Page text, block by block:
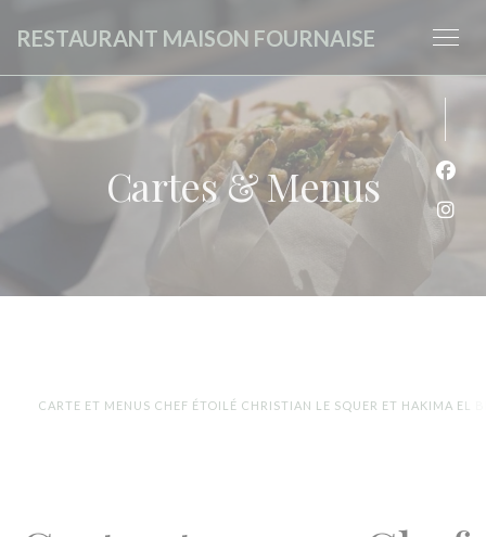
RESTAURANT MAISON FOURNAISE
Cartes & Menus
CARTE ET MENUS CHEF ÉTOILÉ CHRISTIAN LE SQUER ET HAKIMA EL